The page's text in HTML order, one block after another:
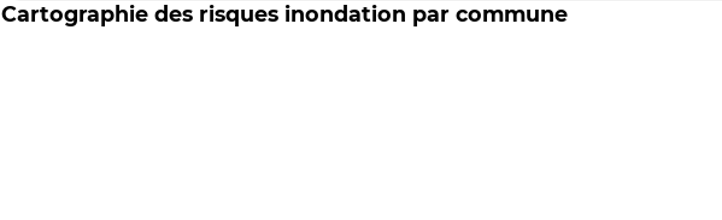
Cartographie des risques inondation par commune